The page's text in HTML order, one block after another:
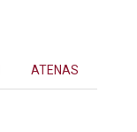
ATENAS